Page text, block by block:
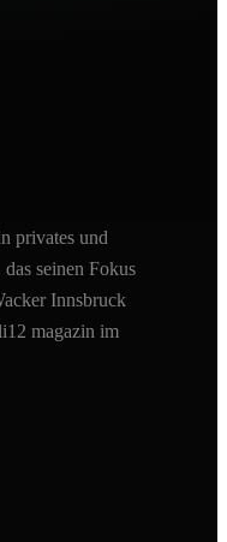
privates und
seinen Fokus
Innsbruck
magazin im